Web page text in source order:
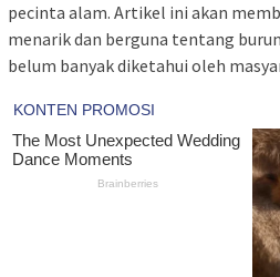
pecinta alam. Artikel ini akan
menarik dan berguna tentang
belum banyak diketahui oleh